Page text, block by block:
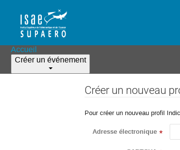
Accueil
Créer un événement
Créer un nouveau
Pour créer un nouveau profil
Adresse électronique *